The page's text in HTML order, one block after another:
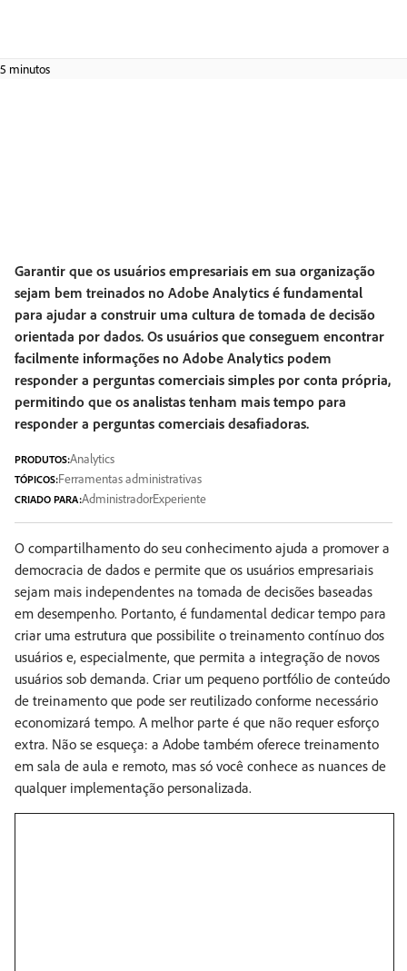
5 minutos
Garantir que os usuários empresariais em sua organização
sejam bem treinados no Adobe Analytics é fundamental
para ajudar a construir uma cultura de tomada de decisão
orientada por dados. Os usuários que conseguem encontrar
facilmente informações no Adobe Analytics podem
responder a perguntas comerciais simples por conta própria,
permitindo que os analistas tenham mais tempo para
responder a perguntas comerciais desafiadoras.
PRODUTOS:Analytics
TÓPICOS:Ferramentas administrativas
CRIADO PARA:AdministradorExperiente
O compartilhamento do seu conhecimento ajuda a promover a
democracia de dados e permite que os usuários empresariais
sejam mais independentes na tomada de decisões baseadas
em desempenho. Portanto, é fundamental dedicar tempo para
criar uma estrutura que possibilite o treinamento contínuo dos
usuários e, especialmente, que permita a integração de novos
usuários sob demanda. Criar um pequeno portfólio de conteúdo
de treinamento que pode ser reutilizado conforme necessário
economizará tempo. A melhor parte é que não requer esforço
extra. Não se esqueça: a Adobe também oferece treinamento
em sala de aula e remoto, mas só você conhece as nuances de
qualquer implementação personalizada.